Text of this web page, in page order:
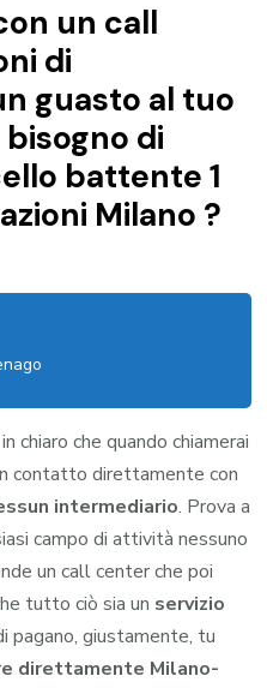
un call
di
guasto al tuo
di
battente 1
Milano ?
che quando chiamerai
contatto direttamente con
intermediario. Prova a
campo di attività nessuno
un call center che poi
tutto ciò sia un servizio
pagano, giustamente, tu
direttamente Milano-